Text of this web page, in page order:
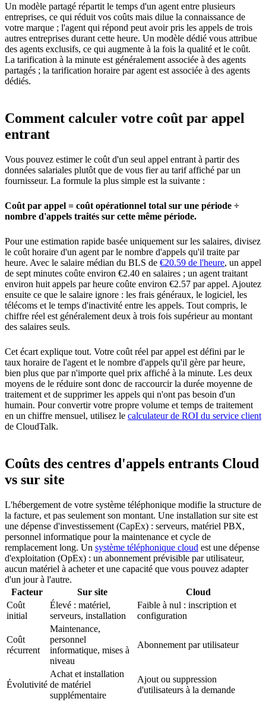
Un modèle partagé répartit le temps d'un agent entre plusieurs
entreprises, ce qui réduit vos coûts mais dilue la connaissance de
votre marque ; l'agent qui répond peut avoir pris les appels de trois
autres entreprises durant cette heure. Un modèle dédié vous attribue
des agents exclusifs, ce qui augmente à la fois la qualité et le coût.
La tarification à la minute est généralement associée à des agents
partagés ; la tarification horaire par agent est associée à des agents
dédiés.
Comment calculer votre coût par appel
entrant
Vous pouvez estimer le coût d'un seul appel entrant à partir des
données salariales plutôt que de vous fier au tarif affiché par un
fournisseur. La formule la plus simple est la suivante :
Coût par appel = coût opérationnel total sur une période ÷
nombre d'appels traités sur cette même période.
Pour une estimation rapide basée uniquement sur les salaires, divisez
le coût horaire d'un agent par le nombre d'appels qu'il traite par
heure. Avec le salaire médian du BLS de €20.59 de l'heure, un appel
de sept minutes coûte environ €2.40 en salaires ; un agent traitant
environ huit appels par heure coûte environ €2.57 par appel. Ajoutez
ensuite ce que le salaire ignore : les frais généraux, le logiciel, les
télécoms et le temps d'inactivité entre les appels. Tout compris, le
chiffre réel est généralement deux à trois fois supérieur au montant
des salaires seuls.
Cet écart explique tout. Votre coût réel par appel est défini par le
taux horaire de l'agent et le nombre d'appels qu'il gère par heure,
bien plus que par n'importe quel prix affiché à la minute. Les deux
moyens de le réduire sont donc de raccourcir la durée moyenne de
traitement et de supprimer les appels qui n'ont pas besoin d'un
humain. Pour convertir votre propre volume et temps de traitement
en un chiffre mensuel, utilisez le calculateur de ROI du service client
de CloudTalk.
Coûts des centres d'appels entrants Cloud
vs sur site
L'hébergement de votre système téléphonique modifie la structure de
la facture, et pas seulement son montant. Une installation sur site est
une dépense d'investissement (CapEx) : serveurs, matériel PBX,
personnel informatique pour la maintenance et cycle de
remplacement long. Un système téléphonique cloud est une dépense
d'exploitation (OpEx) : un abonnement prévisible par utilisateur,
aucun matériel à acheter et une capacité que vous pouvez adapter
d'un jour à l'autre.
Facteur
Sur site
Cloud
Coût
initial
Élevé : matériel,
serveurs, installation
Faible à nul : inscription et
configuration
Coût
récurrent
Maintenance,
personnel
informatique, mises à
niveau
Abonnement par utilisateur
Évolutivité
Achat et installation
de matériel
supplémentaire
Ajout ou suppression
d'utilisateurs à la demande